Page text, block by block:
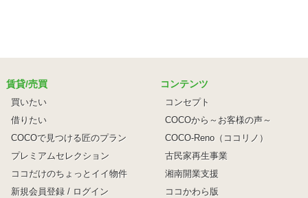
賃貸/売買
買いたい
借りたい
COCOで見つける匠のプラン
プレミアムセレクション
ココだけのちょっとイイ物件
新規会員登録 / ログイン
コンテンツ
コンセプト
COCOから～お客様の声～
COCO-Reno（ココリノ）
古民家再生事業
湘南開業支援
ココかわら版